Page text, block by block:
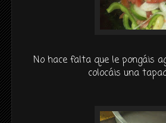
No hace falta que le pongáis
colocáis una